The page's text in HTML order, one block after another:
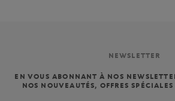
NEWSLETTER
EN VOUS ABONNANT À NOS
NOS NOUVEAUTÉS, OFFRES